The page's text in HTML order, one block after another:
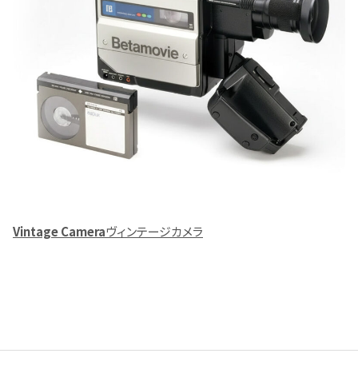
Vintage Cameraヴィンテージカメラ